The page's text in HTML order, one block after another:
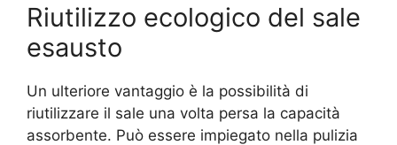
Riutilizzo ecologico del sale
esausto
Un ulteriore vantaggio è la possibilità di
riutilizzare il sale una volta persa la capacità
assorbente. Può essere impiegato nella pulizia